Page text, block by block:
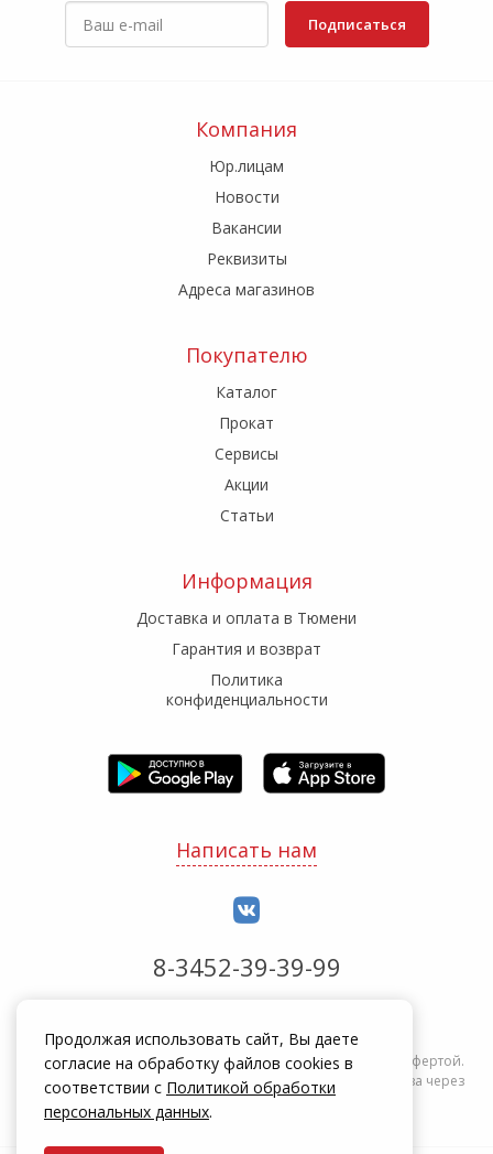
Подписаться
Компания
Юр.лицам
Новости
Вакансии
Реквизиты
Адреса магазинов
Покупателю
Каталог
Прокат
Сервисы
Акции
Статьи
Информация
Доставка и оплата в Тюмени
Гарантия и возврат
Политика
конфиденциальности
Написать нам
8-3452-39-39-99
Информация на сайте zakrepi.ru не является публичной офертой.
Указанные цены действуют только при оформлении заказа через
интернет-магазин zakrepi.ru.
Продолжая использовать сайт, Вы даете
согласие на обработку файлов cookies в
соответствии с Политикой обработки
персональных данных.